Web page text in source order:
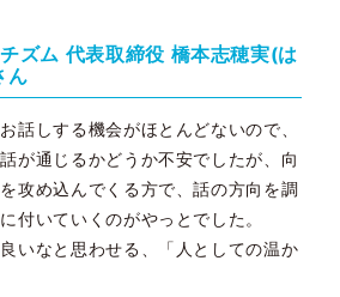
ズム 代表取締役 橋本志穂実(は
ん
話しする機会がほとんどないので、
が通じるかどうか不安でしたが、向
攻め込んでくる方で、話の方向を調
付いていくのがやっとでした。
いなと思わせる、「人としての温か